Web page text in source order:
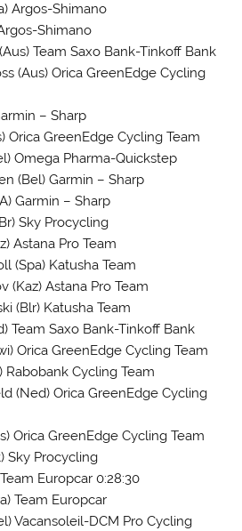
Argos-Shimano
Shimano
Team Saxo Bank-Tinkoff Bank
(Aus) Orica GreenEdge Cycling
– Sharp
Orica GreenEdge Cycling Team
Omega Pharma-Quickstep
(Bel) Garmin – Sharp
Garmin – Sharp
Sky Procycling
Astana Pro Team
(Spa) Katusha Team
(Kaz) Astana Pro Team
(Blr) Katusha Team
Team Saxo Bank-Tinkoff Bank
Orica GreenEdge Cycling Team
Rabobank Cycling Team
(Ned) Orica GreenEdge Cycling
Orica GreenEdge Cycling Team
Sky Procycling
Europcar 0:28:30
Team Europcar
Vacansoleil-DCM Pro Cycling